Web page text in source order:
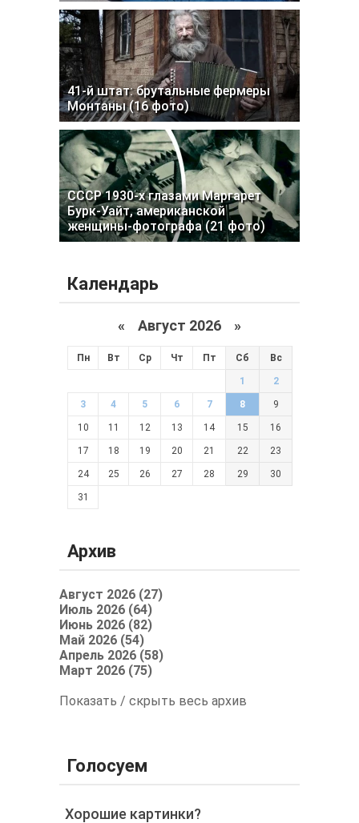
41-й штат: брутальные фермеры
Монтаны (16 фото)
СССР 1930-х глазами Маргарет
Бурк-Уайт, американской
женщины-фотографа (21 фото)
Календарь
« Август 2026 »
Пн Вт Ср Чт Пт Сб Вс
1 2
3 4 5 6 7 8 9
10 11 12 13 14 15 16
17 18 19 20 21 22 23
24 25 26 27 28 29 30
31
Архив
Август 2026 (27)
Июль 2026 (64)
Июнь 2026 (82)
Май 2026 (54)
Апрель 2026 (58)
Март 2026 (75)
Показать / скрыть весь архив
Голосуем
Хорошие картинки?